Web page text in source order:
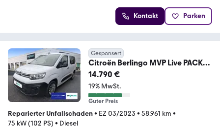
Kontakt Parken
Gesponsert
Citroën Berlingo MVP Live PACK
1.5 Blu
14.790 €
19% MwSt.
Guter Preis
Reparierter Unfallschaden• EZ 03/2023 • 58.961 km •
75 kW (102 PS) • Diesel